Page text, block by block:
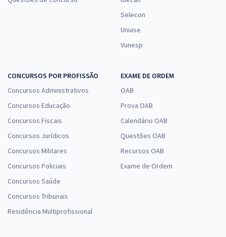
Selecon
Uniase
Vunesp
CONCURSOS POR PROFISSÃO
Concursos Administrativos
Concursos Educação
Concursos Fiscais
Concursos Jurídicos
Concursos Militares
Concursos Policiais
Concursos Saúde
Concursos Tribunais
Residência Multiprofissional
EXAME DE ORDEM
OAB
Prova OAB
Calendário OAB
Questões OAB
Recursos OAB
Exame de Ordem